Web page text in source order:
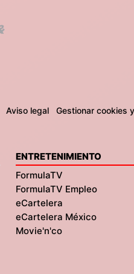
Aviso legal Gestionar cookies
ENTRETENIMIENTO
FormulaTV
FormulaTV Empleo
eCartelera
eCartelera México
Movie'n'co